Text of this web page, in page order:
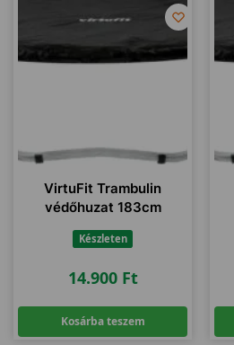
VirtuFit Trambulin
védőhuzat 183cm
Készleten
14.900 Ft
Kosárba teszem